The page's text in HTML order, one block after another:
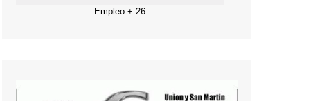
Empleo + 26